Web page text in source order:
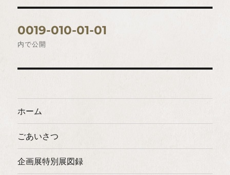
稿
ゲ
ー
シ
ョ
0019-010-01-01
内で公開
ホーム
ごあいさつ
企画展特別展図録